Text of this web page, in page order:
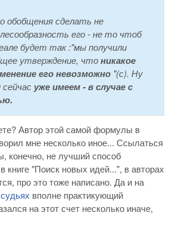
обобщения сделать не
его - не то чтоб
будет так :"мы получили
утверждение, чтоникакое
его невозможно "(с). Ну
уже имеем - в случае с
Автор этой самой формулы в
мне несколько иное... Ссылаться
конечно, не лучший способ
книге "Поиск новых идей...", в авторах
про это тоже написано. Да и на
вполне практикующий
на этот счет несколько иначе,